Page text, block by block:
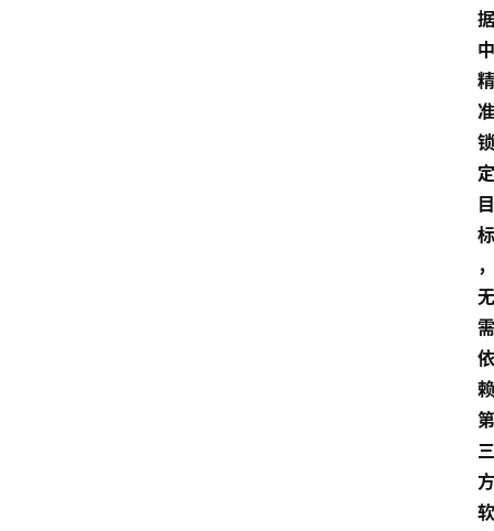
据
中
精
准
锁
定
目
标
，
无
需
依
赖
第
三
方
软